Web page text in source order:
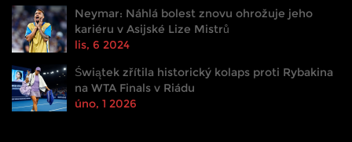
Neymar: Náhlá bolest znovu ohrožuje jeho
kariéru v Asijské Lize Mistrů
lis, 6 2024
Świątek zřítila historický kolaps proti Rybakina
na WTA Finals v Riádu
úno, 1 2026